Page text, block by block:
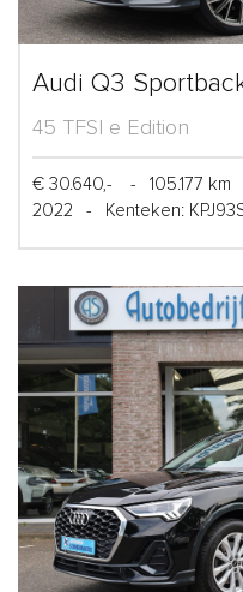
Audi Q3
45 TFSI e Edition
€ 30.640,- -
105.177 km
2022
- Kenteken: